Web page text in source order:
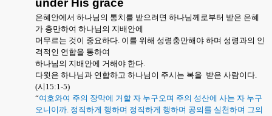
under His grace
은혜안에서 하나님의 통치를 받으려면 하나님께로부터 받은 은혜
가 충만하여 하나님의 지배안에
머무르는 것이 중요하다. 이를 위해 성령충만해야 하며 성령과의 인
격적인 연합을 통하여
하나님의 지배안에 거해야 한다.
다윗은 하나님과 연합하고 하나님이 주시는 복을 받은 사람이다.
(시 15:1-5)
“여호와여 주의 장막에 거할 자 누구오며 주의 성산에 사는 자 누구
오니이까. 정직하게 행하며 정직하게 행하며 공의를 실천하며 그의